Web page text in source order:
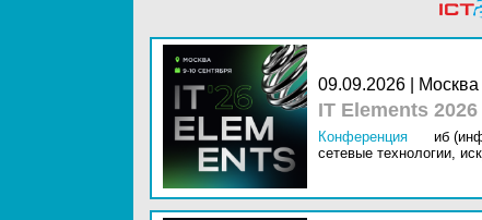
09.09.2026 | Москва
IT Elements 2026
Конференция иб
сетевые технологии,